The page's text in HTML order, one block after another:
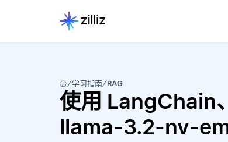
学习指南 RAG
使用 LangChain
llama-3.2-nv-